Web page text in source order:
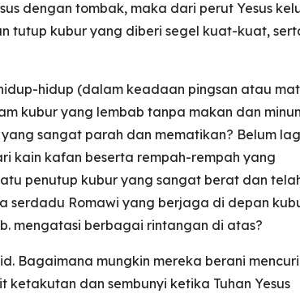
dengan tombak, maka dari perut Yesus
tutup kubur yang diberi segel kuat-kuat,
hidup (dalam keadaan pingsan atau
kubur yang lembab tanpa makan dan
sangat parah dan mematikan? Belum
kain kafan beserta rempah-rempah yang
penutup kubur yang sangat berat dan
serdadu Romawi yang berjaga di depan
mengatasi berbagai rintangan di atas?
Bagaimana mungkin mereka berani mencuri
dan sembunyi ketika Tuhan Yesus